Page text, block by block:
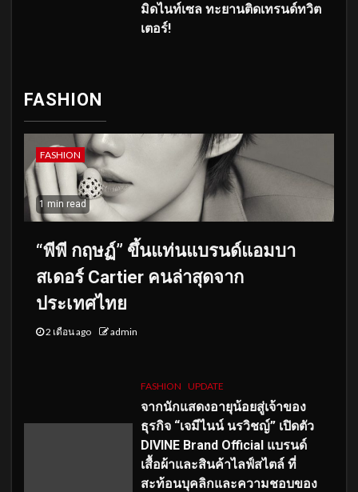
มิดไนท์เซล ทะยานติดเทรนด์ทวิต
เตอร์!
FASHION
FASHION
1 min read
“พีพี กฤษฏ์” ขึ้นแท่นแบรนด์แอมบา
สเดอร์ Cartier คนล่าสุดจาก
ประเทศไทย
2 เดือน ago admin
FASHION UPDATE
จากนักแสดงอายุน้อยสู่เจ้าของ
ธุรกิจ “เจมีไนน์ นรวิชญ์” เปิดตัว
DIVINE Brand Official แบรนด์
เสื้อผ้าและสินค้าไลฟ์สไตล์ ที่
สะท้อนบุคลิกและความชอบของ